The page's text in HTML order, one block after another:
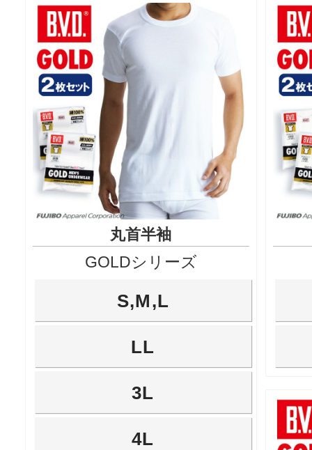
丸首半袖
GOLDシリーズ
S,M,L
LL
3L
4L